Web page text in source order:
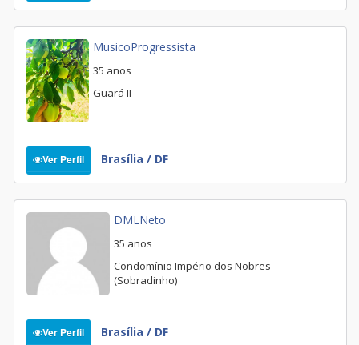
MusicoProgressista
35 anos
Guará II
Ver Perfil Brasília / DF
DMLNeto
35 anos
Condomínio Império dos Nobres
(Sobradinho)
Ver Perfil Brasília / DF